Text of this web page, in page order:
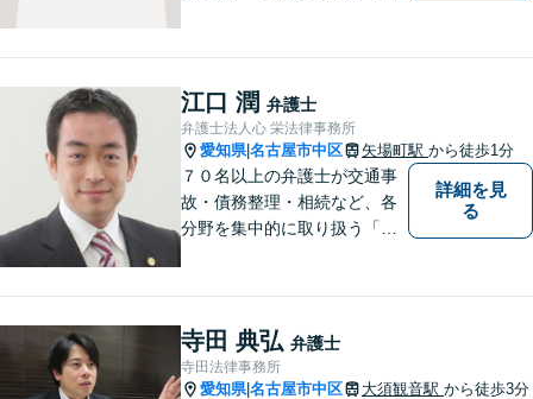
ます。誰にも話せず抱えてき
た不安を、どうぞお聞かせく
ださい。【電話・WEB相談も
対応可能】
江口 潤 弁護士
弁護士法人心 栄法律事務所
愛知県|名古屋市中区 矢場町駅 から徒歩1分
７０名以上の弁護士が交通事
故・債務整理・相続など、各
分野を集中的に取り扱う「分
できるよう努めております。
詳細を見
る
寺田 典弘 弁護士
寺田法律事務所
愛知県|名古屋市中区 大須観音駅 から徒歩3分